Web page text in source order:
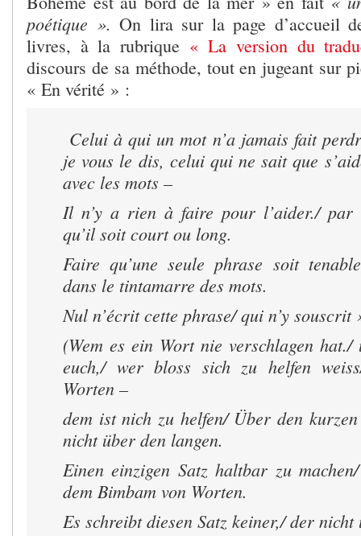
poétique ». On lira sur la page d’accueil
livres, à la rubrique « La version du
discours de sa méthode, tout en jugeant sur
« En vérité » :
Celui à qui un mot n’a jamais fait
je vous le dis, celui qui ne sait que
avec les mots –
Il n’y a rien à faire pour l’aider./ par
qu’il soit court ou long.
Faire qu’une seule phrase soit
dans le tintamarre des mots.
Nul n’écrit cette phrase/ qui n’y souscrit
(Wem es ein Wort nie verschlagen hat./
euch,/ wer bloss sich zu helfen
Worten –
dem ist nich zu helfen/ Über den
nicht über den langen.
Einen einzigen Satz haltbar zu
dem Bimbam von Worten.
Es schreibt diesen Satz keiner,/ der